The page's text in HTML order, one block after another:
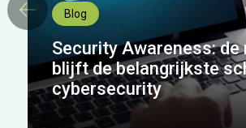
Blog
Security Awareness: de
blijft de belangrijkste
cybersecurity